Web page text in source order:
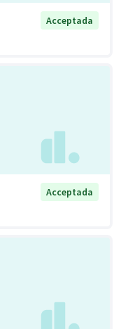
Acceptada
Acceptada